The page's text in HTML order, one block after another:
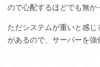
ので心配するほどでも無か
ただシステムが重いと感
があるので、サーバーを強